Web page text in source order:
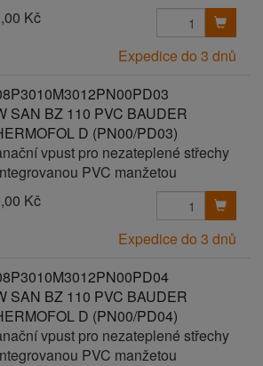
Kč
Expedice do 3 dnů
SAN BZ 110 PVC BAUDER
D (PN00/PD03)
vpust pro nezateplené střechy
PVC manžetou
Kč
Expedice do 3 dnů
SAN BZ 110 PVC BAUDER
D (PN00/PD04)
vpust pro nezateplené střechy
PVC manžetou